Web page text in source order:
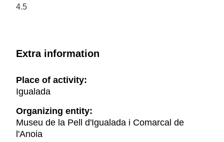
4.5
Extra information
Place of activity:
Igualada
Organizing entity:
Museu de la Pell d'Igualada i Comarcal de
l'Anoia